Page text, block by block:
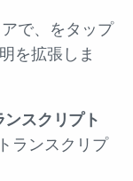
で、をタップ
を拡張しま
ンスクリプト
ランスクリプ